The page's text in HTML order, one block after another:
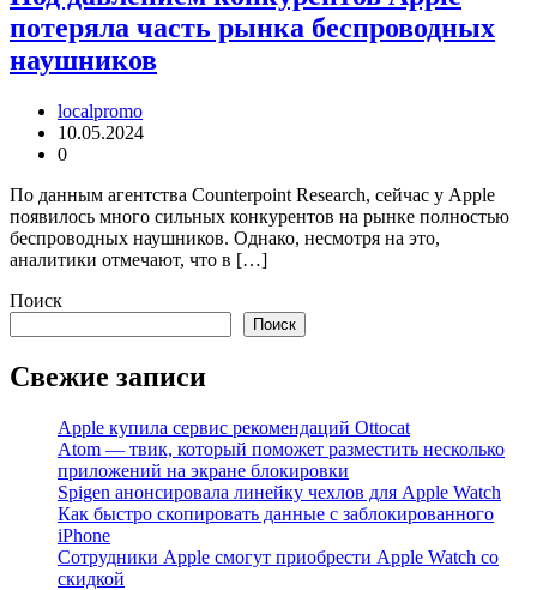
потеряла часть рынка беспроводных
наушников
localpromo
10.05.2024
0
По данным агентства Counterpoint Research, сейчас у Apple
появилось много сильных конкурентов на рынке полностью
беспроводных наушников. Однако, несмотря на это,
аналитики отмечают, что в […]
Поиск
Поиск
Свежие записи
Apple купила сервис рекомендаций Ottocat
Atom — твик, который поможет разместить несколько
приложений на экране блокировки
Spigen анонсировала линейку чехлов для Apple Watch
Как быстро скопировать данные с заблокированного
iPhone
Сотрудники Apple смогут приобрести Apple Watch со
скидкой